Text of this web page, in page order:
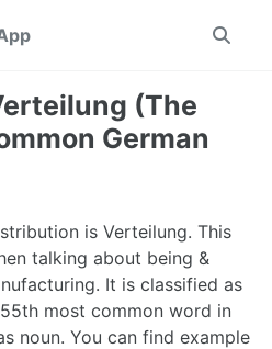
Toggle
(The
German
is Verteilung. This
talking about being &
It is classified as
most common word in
noun. You can find example